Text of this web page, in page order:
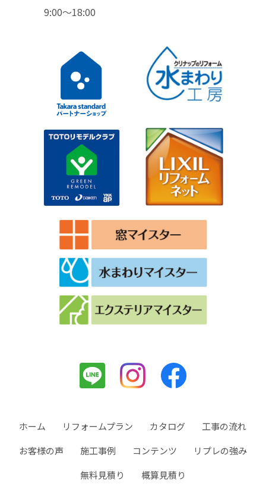
9:00〜18:00
ホーム リフォームプラン カタログ
工事の流れ
お客様の声
施工事例 コンテンツ
リプレの強み
無料見積り
概算見積り